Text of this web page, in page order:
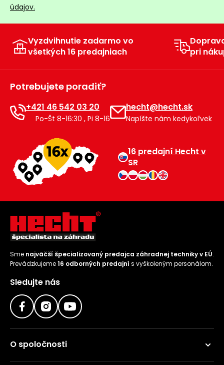
údajov.
Vyzdvihnutie zadarmo vo
všetkých 16 predajniach
pri
Potrebujete poradiť?
+421 46 542 03 20
Po-Št 8-16:30 , Pi 8-16
hecht@hecht.sk
Napíšte nám kedykoľvek
16 predajní Hecht v
SR
Sme najväčší špecializovaný predajca záhradnej techniky v EÚ.
Prevádzkujeme16 odborných predajní s vyškoleným personálom.
Sledujte nás
O spoločnosti